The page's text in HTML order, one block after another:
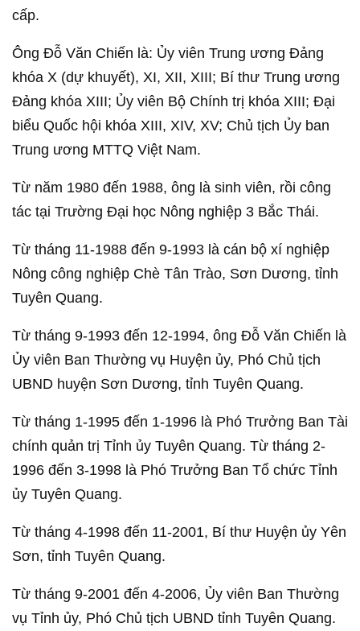
cấp.
Ông Đỗ Văn Chiến là: Ủy viên Trung ương Đảng
khóa X (dự khuyết), XI, XII, XIII; Bí thư Trung ương
Đảng khóa XIII; Ủy viên Bộ Chính trị khóa XIII; Đại
biểu Quốc hội khóa XIII, XIV, XV; Chủ tịch Ủy ban
Trung ương MTTQ Việt Nam.
Từ năm 1980 đến 1988, ông là sinh viên, rồi công
tác tại Trường Đại học Nông nghiệp 3 Bắc Thái.
Từ tháng 11-1988 đến 9-1993 là cán bộ xí nghiệp
Nông công nghiệp Chè Tân Trào, Sơn Dương, tỉnh
Tuyên Quang.
Từ tháng 9-1993 đến 12-1994, ông Đỗ Văn Chiến là
Ủy viên Ban Thường vụ Huyện ủy, Phó Chủ tịch
UBND huyện Sơn Dương, tỉnh Tuyên Quang.
Từ tháng 1-1995 đến 1-1996 là Phó Trưởng Ban Tài
chính quản trị Tỉnh ủy Tuyên Quang. Từ tháng 2-
1996 đến 3-1998 là Phó Trưởng Ban Tổ chức Tỉnh
ủy Tuyên Quang.
Từ tháng 4-1998 đến 11-2001, Bí thư Huyện ủy Yên
Sơn, tỉnh Tuyên Quang.
Từ tháng 9-2001 đến 4-2006, Ủy viên Ban Thường
vụ Tỉnh ủy, Phó Chủ tịch UBND tỉnh Tuyên Quang.